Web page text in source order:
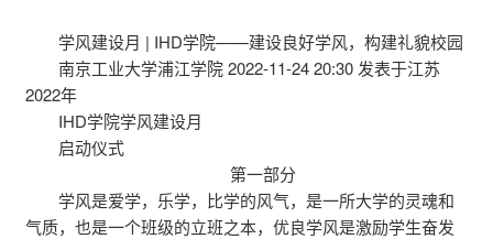
学风建设月 | IHD学院——建设良好学风，构建礼貌校园
南京工业大学浦江学院 2022-11-24 20:30 发表于江苏
2022年
IHD学院学风建设月
启动仪式
第一部分
学风是爱学，乐学，比学的风气，是一所大学的灵魂和
气质，也是一个班级的立班之本，优良学风是激励学生奋发